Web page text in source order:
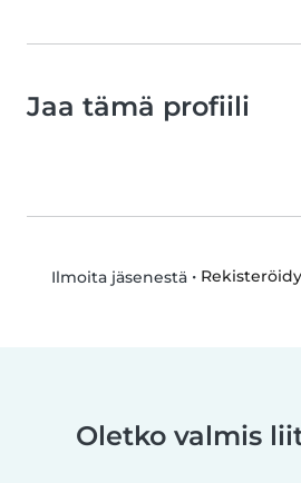
Jaa tämä profiili
Ilmoita jäsenestä•
Oletko valmis